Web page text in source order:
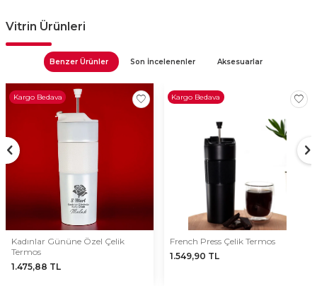
Vitrin Ürünleri
Benzer Ürünler Son İncelenenler Aksesuarlar
Kargo Bedava
Kadınlar Gününe Özel Çelik
Termos
1.475,88 TL
Kargo Bedava
French Press Çelik Termos
1.549,90 TL